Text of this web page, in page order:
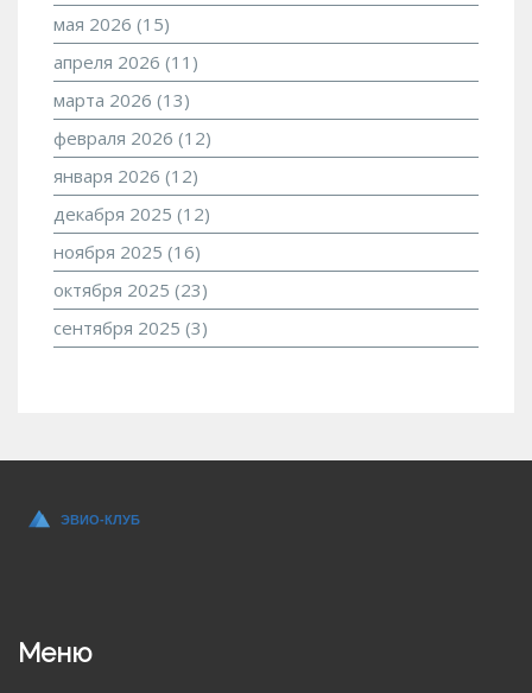
мая 2026 (15)
апреля 2026 (11)
марта 2026 (13)
февраля 2026 (12)
января 2026 (12)
декабря 2025 (12)
ноября 2025 (16)
октября 2025 (23)
сентября 2025 (3)
Меню